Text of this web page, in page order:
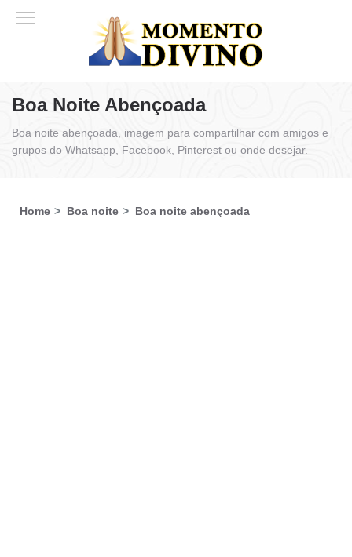
Boa Noite Abençoada
Boa noite abençoada, imagem para compartilhar com amigos e
grupos do Whatsapp, Facebook, Pinterest ou onde desejar.
Home Boa noite Boa noite abençoada